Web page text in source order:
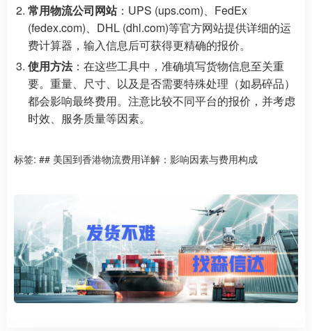
常用物流公司网站：UPS (ups.com)、FedEx
(fedex.com)、DHL (dhl.com)等官方网站提供详细的运
费计算器，输入信息后可获得更精确的报价。
使用方法：在这些工具中，准确填写货物信息至关重
要。重量、尺寸、以及是否需要特殊处理（如易碎品）
都会影响最终费用。注意比较不同平台的报价，并考虑
时效、服务质量等因素。
标签: ## 美国到香港物流费用详解：影响因素与费用构成